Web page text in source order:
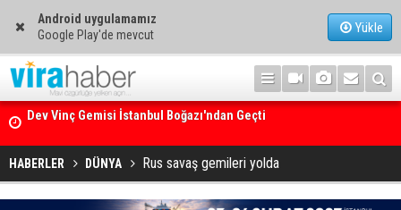
Android uygulamamız
Google Play'de mevcut
Yükle
Ege Denizi’nin En Büyük Mercan Ormanı
HABERLER DÜNYA Rus savaş gemileri yolda